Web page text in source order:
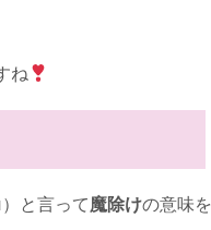
ね
と言って魔除けの意味を